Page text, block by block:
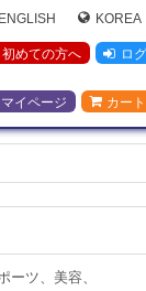
ENGLISH KOREA
初めての方へ ロ
マイページ カート
ーツ、美容、